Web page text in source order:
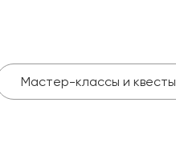
Мастер-классы и квесты